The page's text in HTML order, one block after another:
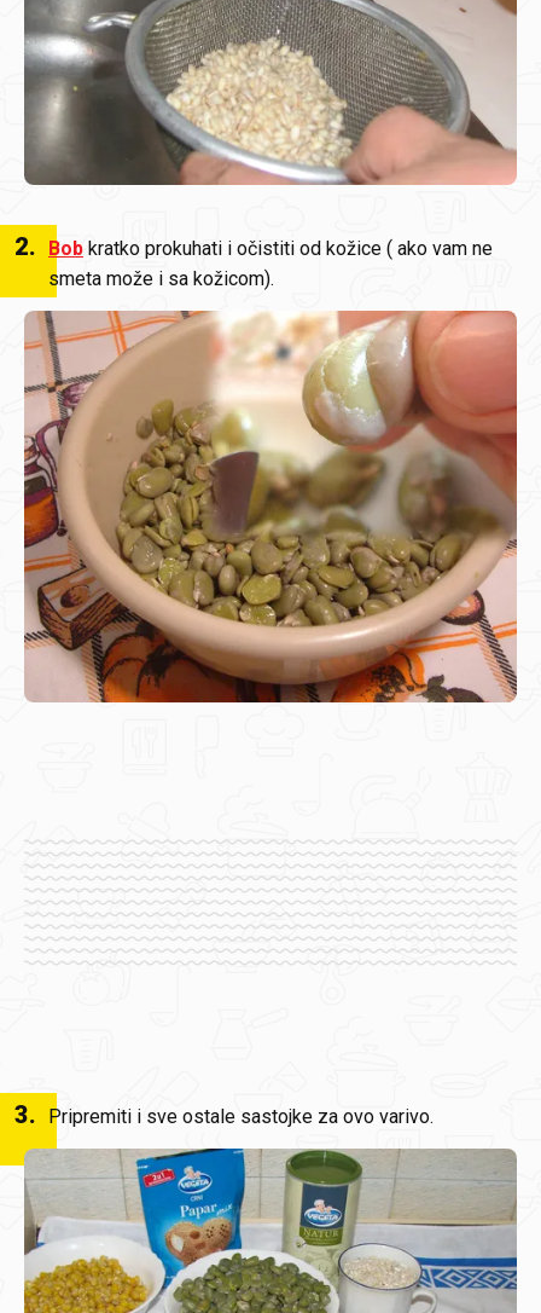
2. Bob kratko prokuhati i očistiti od kožice ( ako vam ne
smeta može i sa kožicom).
3. Pripremiti i sve ostale sastojke za ovo varivo.